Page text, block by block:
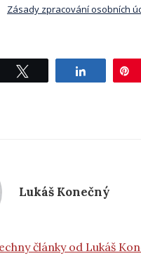
Zásady zpracování osobních
Tweetnout Sdílet
Lukáš Konečný
články od Lukáš